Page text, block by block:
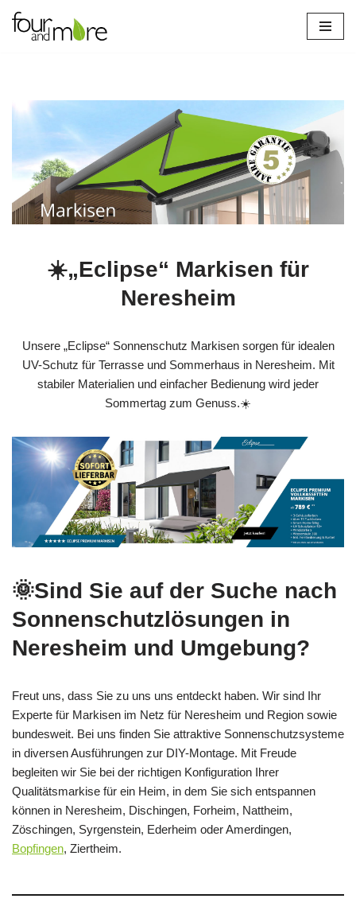
Zum
☀️„Eclipse“ Markisen für
Neresheim
Unsere „Eclipse“ Sonnenschutz Markisen sorgen für idealen
UV-Schutz für Terrasse und Sommerhaus in Neresheim. Mit
stabiler Materialien und einfacher Bedienung wird jeder
Sommertag zum Genuss.☀️
🌞Sind Sie auf der Suche nach
Sonnenschutzlösungen in
Neresheim und Umgebung?
Freut uns, dass Sie zu uns uns entdeckt haben. Wir sind Ihr
Experte für Markisen im Netz für Neresheim und Region sowie
bundesweit. Bei uns finden Sie attraktive Sonnenschutzsysteme
in diversen Ausführungen zur DIY-Montage. Mit Freude
begleiten wir Sie bei der richtigen Konfiguration Ihrer
Qualitätsmarkise für ein Heim, in dem Sie sich entspannen
können in Neresheim, Dischingen, Forheim, Nattheim,
Zöschingen, Syrgenstein, Ederheim oder Amerdingen,
Bopfingen, Ziertheim.